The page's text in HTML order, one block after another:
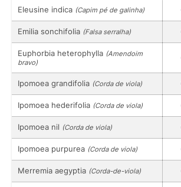
Eleusine indica (Capim pé de galinha)
Emilia sonchifolia (Falsa serralha)
Euphorbia heterophylla (Amendoim
bravo)
Ipomoea grandifolia (Corda de viola)
Ipomoea hederifolia (Corda de viola)
Ipomoea nil (Corda de viola)
Ipomoea purpurea (Corda de viola)
Merremia aegyptia (Corda-de-viola)